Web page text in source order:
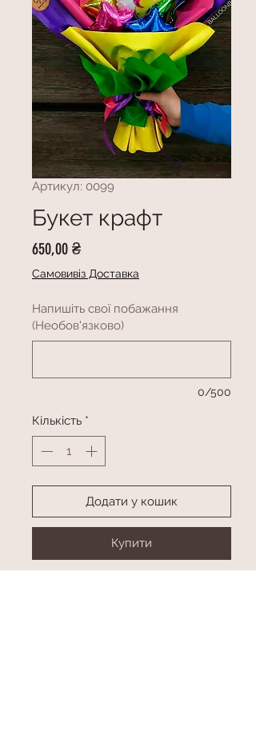
Артикул: 0099
Букет крафт
650,00 ₴Ціна
Самовивіз Доставка
Напишіть свої побажання
(Необов'язково)
0/500
Кількість *
Додати у кошик
Купити